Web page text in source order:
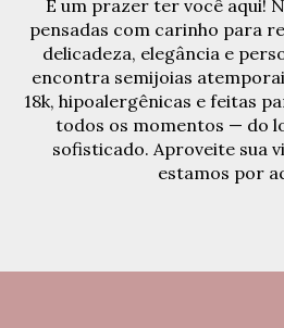
É um prazer ter você aqui!
pensadas com carinho para
delicadeza, elegância e
encontra semijoias
18k, hipoalergênicas e feitas
todos os momentos — do
sofisticado. Aproveite sua
estamos por